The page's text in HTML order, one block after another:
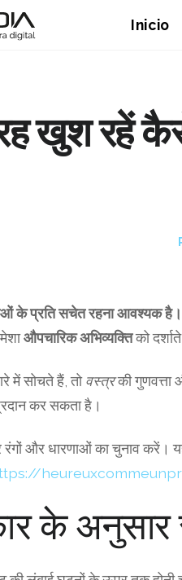
Inicio
खुश रहें
के प्रति सचेत रहना आवश्यक है।
औपचारिक अभिव्यक्तिको
में सोचते हैं, तोवस्त्रकी गुणवत्ता
कर सकता है।
और धारणाओं का चुनाव करें।
के